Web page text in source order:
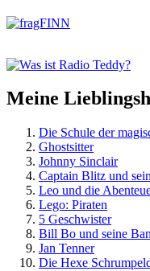
Meine
Die Schule der
Ghostsitter
Johnny Sinclair
Captain Blitz und
Leo und die
Lego: Piraten
5 Geschwister
Bill Bo und seine
Jan Tenner
Die Hexe